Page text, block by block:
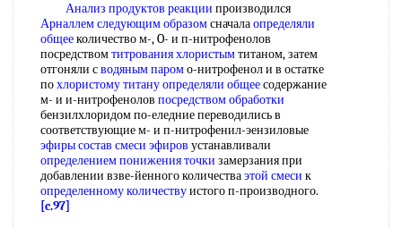
Анализ продуктов реакции производился
Арналлемследующим образомсначалаопределяли
общееколичество м-, O- и п-нитрофенолов
посредствомтитрования хлористымтитаном, затем
отгоняли сводяным паромо-нитрофенол и в остатке
похлористому титануопределяли общеесодержание
м- и и-нитрофенолов посредством обработки
бензилхлоридом по-еледние переводились в
соответствующие м- и п-нитрофенил-эензиловые
эфиры состав смеси эфиров устанавливали
определением понижения точки замерзания при
добавлении взве-йенного количестваэтой смеси к
определенному количествуистого п-производного.
[c.97]